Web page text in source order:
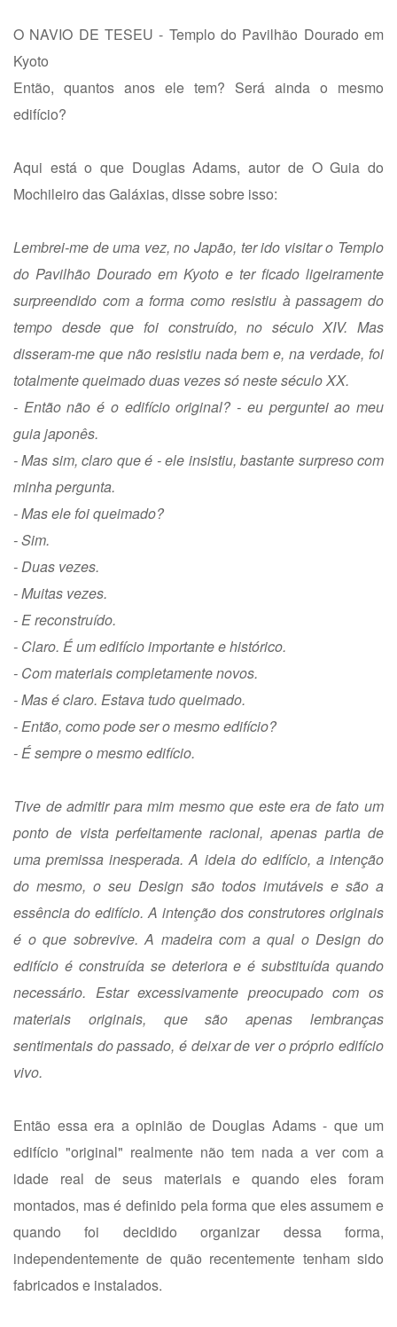
O NAVIO DE TESEU - Templo do Pavilhão Dourado em
Kyoto
Então, quantos anos ele tem? Será ainda o mesmo
edifício?
Aqui está o que Douglas Adams, autor de O Guia do
Mochileiro das Galáxias, disse sobre isso:
Lembrei-me de uma vez, no Japão, ter ido visitar o Templo
do Pavilhão Dourado em Kyoto e ter ficado ligeiramente
surpreendido com a forma como resistiu à passagem do
tempo desde que foi construído, no século XIV. Mas
disseram-me que não resistiu nada bem e, na verdade, foi
totalmente queimado duas vezes só neste século XX.
- Então não é o edifício original? - eu perguntei ao meu
guia japonês.
- Mas sim, claro que é - ele insistiu, bastante surpreso com
minha pergunta.
- Mas ele foi queimado?
- Sim.
- Duas vezes.
- Muitas vezes.
- E reconstruído.
- Claro. É um edifício importante e histórico.
- Com materiais completamente novos.
- Mas é claro. Estava tudo queimado.
- Então, como pode ser o mesmo edifício?
- É sempre o mesmo edifício.
Tive de admitir para mim mesmo que este era de fato um
ponto de vista perfeitamente racional, apenas partia de
uma premissa inesperada. A ideia do edifício, a intenção
do mesmo, o seu Design são todos imutáveis e são a
essência do edifício. A intenção dos construtores originais
é o que sobrevive. A madeira com a qual o Design do
edifício é construída se deteriora e é substituída quando
necessário. Estar excessivamente preocupado com os
materiais originais, que são apenas lembranças
sentimentais do passado, é deixar de ver o próprio edifício
vivo.
Então essa era a opinião de Douglas Adams - que um
edifício "original" realmente não tem nada a ver com a
idade real de seus materiais e quando eles foram
montados, mas é definido pela forma que eles assumem e
quando foi decidido organizar dessa forma,
independentemente de quão recentemente tenham sido
fabricados e instalados.